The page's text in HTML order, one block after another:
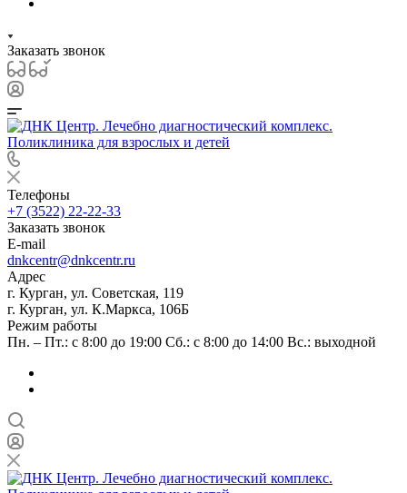
Заказать звонок
Телефоны
+7 (3522) 22-22-33
Заказать звонок
E-mail
dnkcentr@dnkcentr.ru
Адрес
г. Курган, ул. Советская, 119
г. Курган, ул. К.Маркса, 106Б
Режим работы
Пн. – Пт.: с 8:00 до 19:00 Сб.: с 8:00 до 14:00 Вс.: выходной